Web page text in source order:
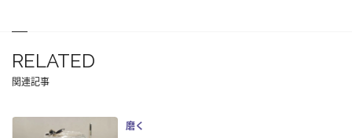
RELATED
関連記事
磨く